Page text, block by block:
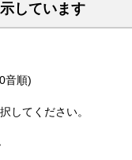
しています
音順)
してください。